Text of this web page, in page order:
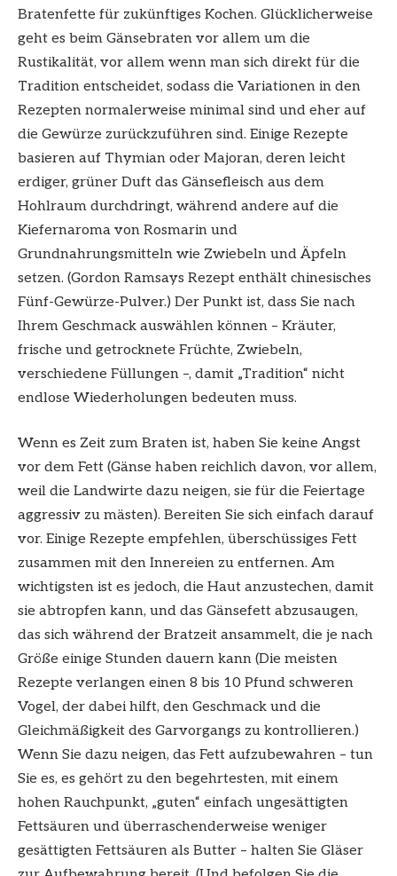
Bratenfette für zukünftiges Kochen. Glücklicherweise
geht es beim Gänsebraten vor allem um die
Rustikalität, vor allem wenn man sich direkt für die
Tradition entscheidet, sodass die Variationen in den
Rezepten normalerweise minimal sind und eher auf
die Gewürze zurückzuführen sind. Einige Rezepte
basieren auf Thymian oder Majoran, deren leicht
erdiger, grüner Duft das Gänsefleisch aus dem
Hohlraum durchdringt, während andere auf die
Kiefernaroma von Rosmarin und
Grundnahrungsmitteln wie Zwiebeln und Äpfeln
setzen. (Gordon Ramsays Rezept enthält chinesisches
Fünf-Gewürze-Pulver.) Der Punkt ist, dass Sie nach
Ihrem Geschmack auswählen können – Kräuter,
frische und getrocknete Früchte, Zwiebeln,
verschiedene Füllungen –, damit „Tradition“ nicht
endlose Wiederholungen bedeuten muss.
Wenn es Zeit zum Braten ist, haben Sie keine Angst
vor dem Fett (Gänse haben reichlich davon, vor allem,
weil die Landwirte dazu neigen, sie für die Feiertage
aggressiv zu mästen). Bereiten Sie sich einfach darauf
vor. Einige Rezepte empfehlen, überschüssiges Fett
zusammen mit den Innereien zu entfernen. Am
wichtigsten ist es jedoch, die Haut anzustechen, damit
sie abtropfen kann, und das Gänsefett abzusaugen,
das sich während der Bratzeit ansammelt, die je nach
Größe einige Stunden dauern kann (Die meisten
Rezepte verlangen einen 8 bis 10 Pfund schweren
Vogel, der dabei hilft, den Geschmack und die
Gleichmäßigkeit des Garvorgangs zu kontrollieren.)
Wenn Sie dazu neigen, das Fett aufzubewahren – tun
Sie es, es gehört zu den begehrtesten, mit einem
hohen Rauchpunkt, „guten“ einfach ungesättigten
Fettsäuren und überraschenderweise weniger
gesättigten Fettsäuren als Butter – halten Sie Gläser